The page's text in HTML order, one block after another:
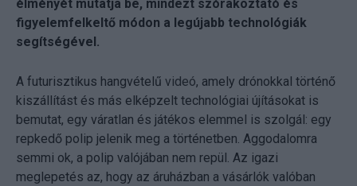
élményét mutatja be, mindezt szórakoztató és
figyelemfelkeltő módon a legújabb technológiák
segítségével.
A futurisztikus hangvételű videó, amely drónokkal történő
kiszállítást és más elképzelt technológiai újításokat is
bemutat, egy váratlan és játékos elemmel is szolgál: egy
repkedő polip jelenik meg a történetben. Aggodalomra
semmi ok, a polip valójában nem repül. Az igazi
meglepetés az, hogy az áruházban a vásárlók valóban